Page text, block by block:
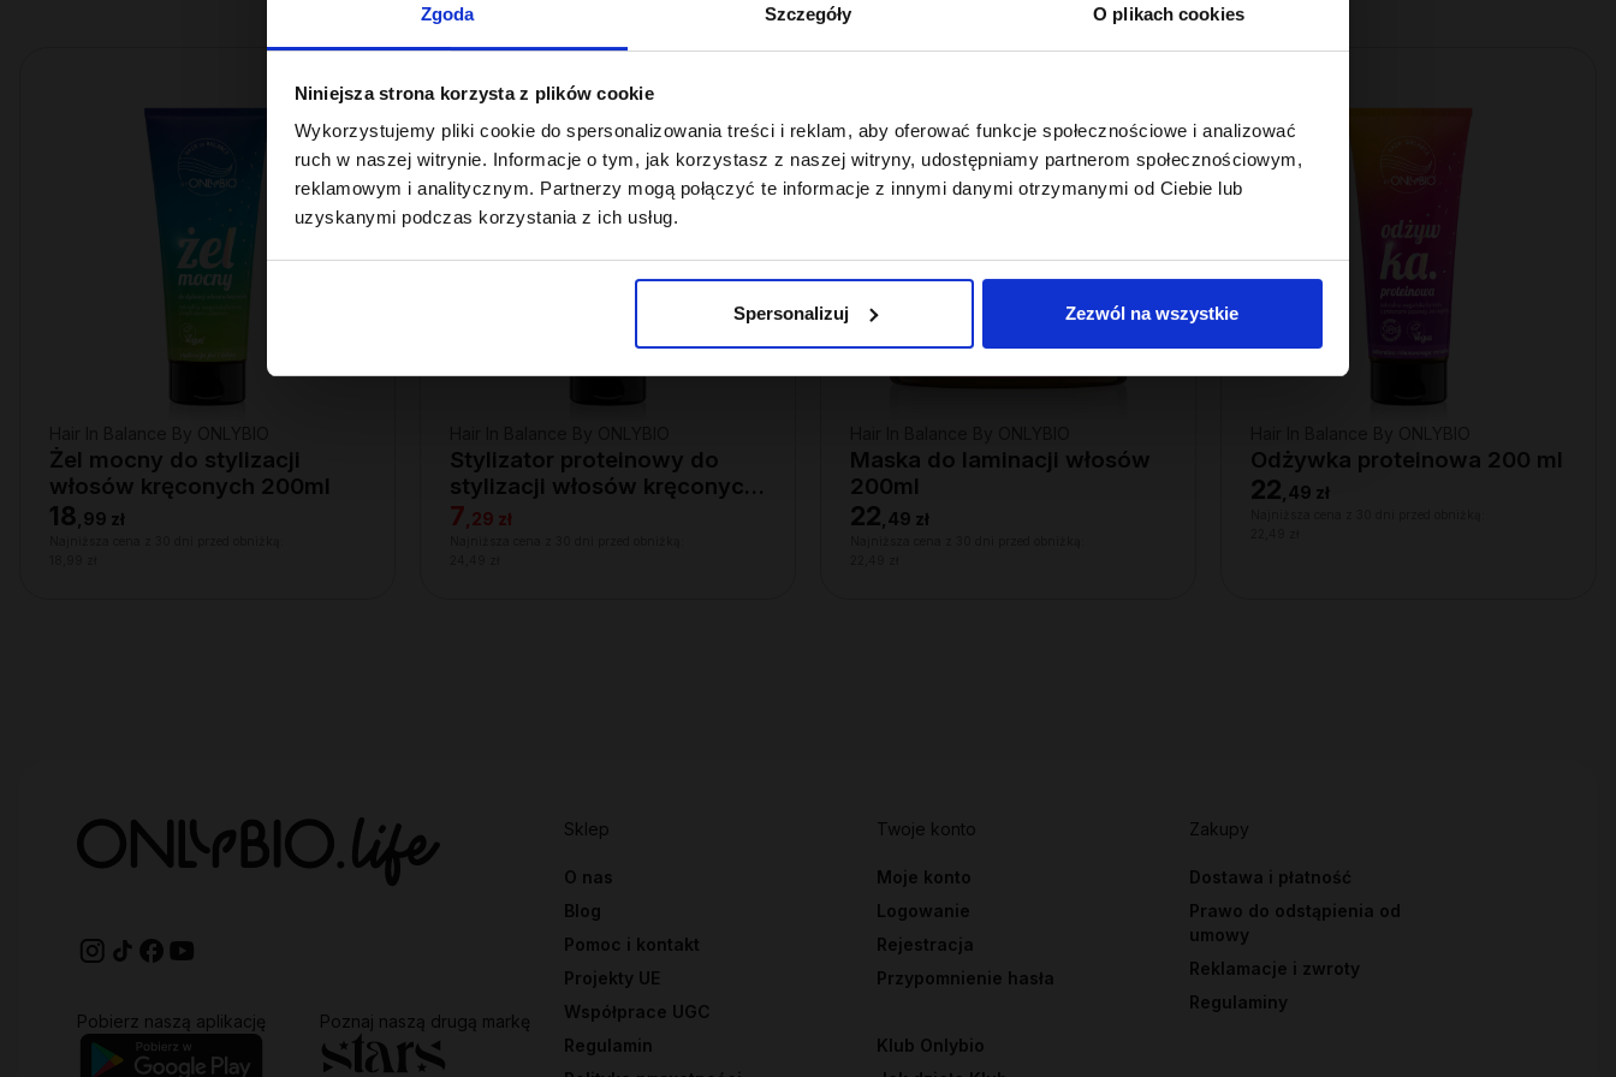
Zgoda Szczegóły O plikach cookies
Niniejsza strona korzysta z plików cookie
Wykorzystujemy pliki cookie do spersonalizowania treści i reklam, aby oferować funkcje społecznościowe i analizować
ruch w naszej witrynie. Informacje o tym, jak korzystasz z naszej witryny, udostępniamy partnerom społecznościowym,
reklamowym i analitycznym. Partnerzy mogą połączyć te informacje z innymi danymi otrzymanymi od Ciebie lub
uzyskanymi podczas korzystania z ich usług.
Spersonalizuj Zezwól na wszystkie
Żel mocny do stylizacji
włosów kręconych 200ml
18 99 zł
Stylizator proteinowy do
stylizacji włosów kręconych
200ml
7 29 zł
PROMOCJA
Maska do laminacji włosów
200ml
22 49 zł
Odżywka proteinowa 200 ml
22 49 zł
Sklep
O nas
Blog
Pomoc i kontakt
Projekty UE
Współprace UGC
Regulamin
Twoje konto
Moje konto
Logowanie
Rejestracja
Przypomnienie hasła
Klub Onlybio
Zakupy
Dostawa i płatność
Prawo do odstąpienia od
umowy
Reklamacje i zwroty
Regulaminy
Pobierz naszą aplikację
Poznaj naszą drugą markę